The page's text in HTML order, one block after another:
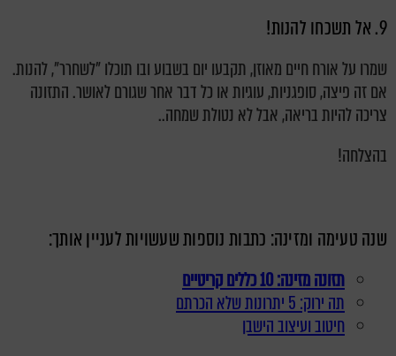
9. אל תשכחו להנות!
שמרו על אורח חיים מאוזן, תקבעו יום בשבוע ובו תוכלו "לשחרר", להנות.
אם זה פיצה, סופגניות, עוגיות או כל דבר אחר שגורם לאושר. התזונה
צריכה להיות בריאה, אבל לא נטולת שמחה..
בהצלחה!
שנה טעימה ומזינה: כתבות נוספות שעשויות לעניין אותך:
תזונה מזינה: 10 כללים קריטיים
תה ירוק: 5 יתרונות שלא הכרתם
חיטוב ועיצוב הישבן